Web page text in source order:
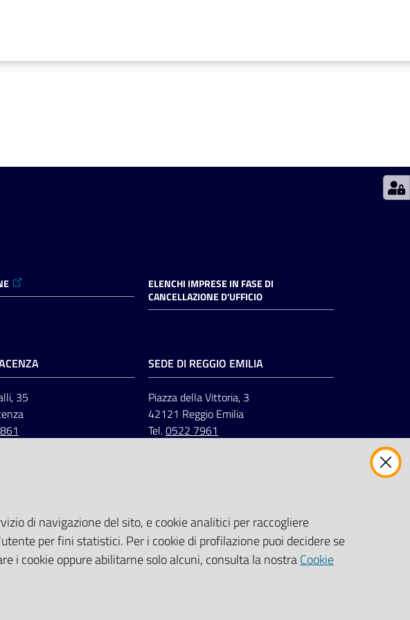
ELENCHI IMPRESE IN FASE DI
CANCELLAZIONE D'UFFICIO
35
SEDE DI REGGIO EMILIA
Piazza della Vittoria, 3
42121 Reggio Emilia
Tel.0522 7961
di navigazione del sito, e cookie analitici per raccogliere
per fini statistici. Per i cookie di profilazione puoi decidere se
i cookie oppure abilitarne solo alcuni, consulta la nostraCookie